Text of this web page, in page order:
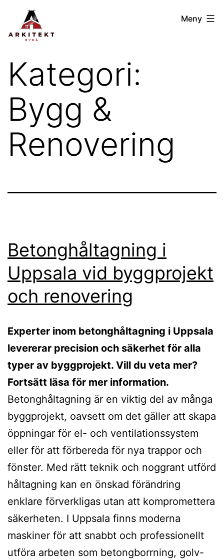
Hoppa
innehåll
Arkitektbyrån
GBG
Meny
Kategori:
Bygg &
Renovering
Betonghåltagning i
Uppsala vid byggprojekt
och renovering
Experter inom betonghåltagning i Uppsala
levererar precision och säkerhet för alla
typer av byggprojekt. Vill du veta mer?
Fortsätt läsa för mer information.
Betonghåltagning är en viktig del av många
byggprojekt, oavsett om det gäller att skapa
öppningar för el- och ventilationssystem
eller för att förbereda för nya trappor och
fönster. Med rätt teknik och noggrant utförd
håltagning kan en önskad förändring
enklare förverkligas utan att kompromettera
säkerheten. I Uppsala finns moderna
maskiner för att snabbt och professionellt
utföra arbeten som betongborrning, golv-